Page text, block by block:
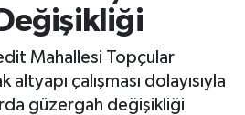
Mahallesi Topçular
altyapı çalışması dolayısıyla
güzergah değişikliği